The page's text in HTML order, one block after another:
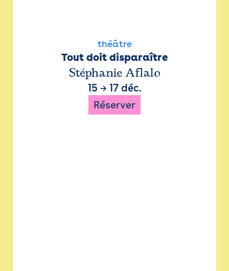
théâtre
Tout doit disparaître
Stéphanie Aflalo
15 → 17 déc.
Réserver